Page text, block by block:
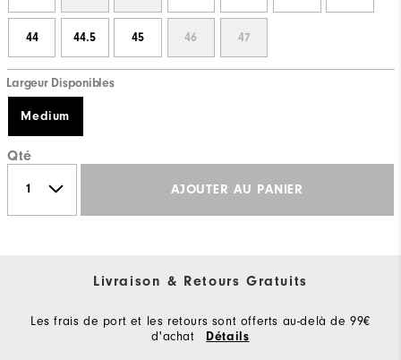
44 44.5 45 46 47
Largeur Disponibles
Medium
Qté
AJOUTER AU PANIER
Livraison & Retours Gratuits
Les frais de port et les retours sont offerts au-delà de 99€
d'achat
Détails